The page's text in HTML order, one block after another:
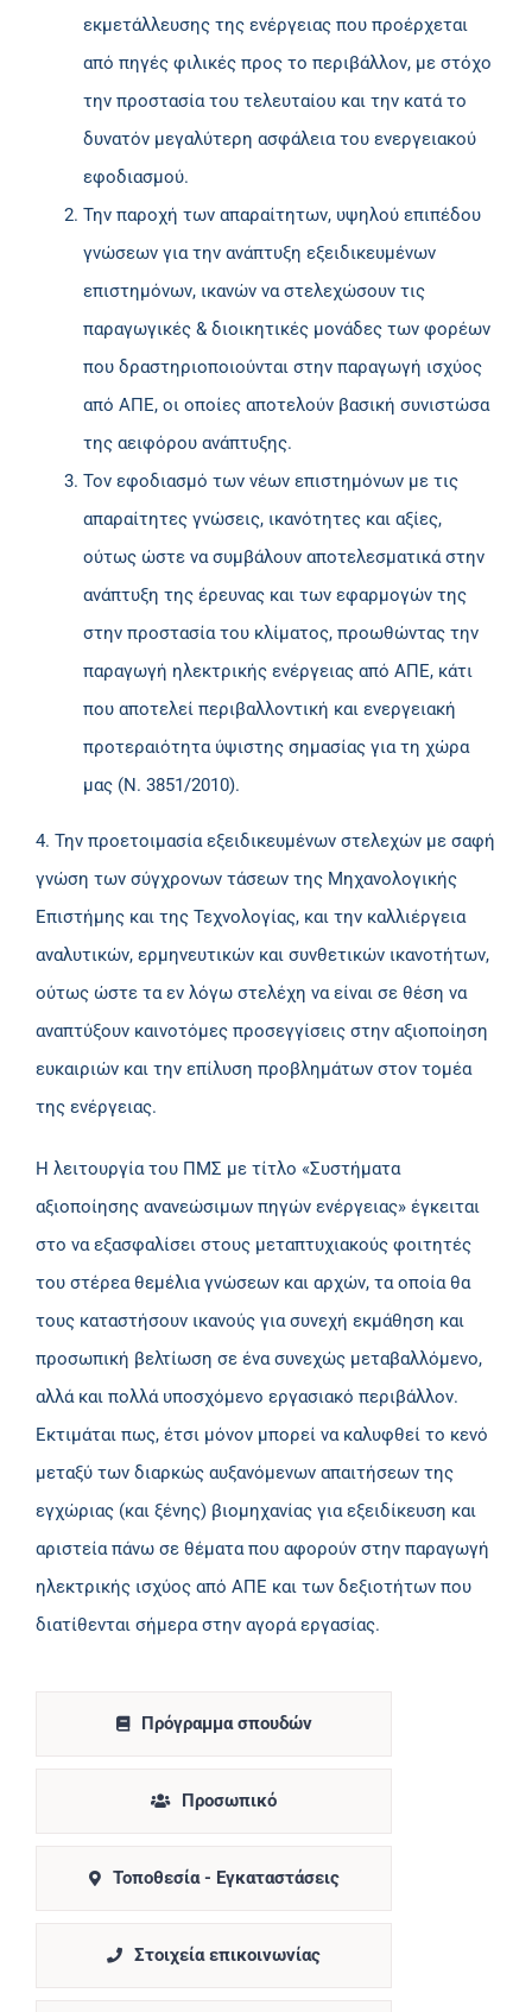
εκμετάλλευσης της ενέργειας που προέρχεται
από πηγές φιλικές προς το περιβάλλον, με στόχο
την προστασία του τελευταίου και την κατά το
δυνατόν μεγαλύτερη ασφάλεια του ενεργειακού
εφοδιασμού.
Την παροχή των απαραίτητων, υψηλού επιπέδου
γνώσεων για την ανάπτυξη εξειδικευμένων
επιστημόνων, ικανών να στελεχώσουν τις
παραγωγικές & διοικητικές μονάδες των φορέων
που δραστηριοποιούνται στην παραγωγή ισχύος
από ΑΠΕ, οι οποίες αποτελούν βασική συνιστώσα
της αειφόρου ανάπτυξης.
Τον εφοδιασμό των νέων επιστημόνων με τις
απαραίτητες γνώσεις, ικανότητες και αξίες,
ούτως ώστε να συμβάλουν αποτελεσματικά στην
ανάπτυξη της έρευνας και των εφαρμογών της
στην προστασία του κλίματος, προωθώντας την
παραγωγή ηλεκτρικής ενέργειας από ΑΠΕ, κάτι
που αποτελεί περιβαλλοντική και ενεργειακή
προτεραιότητα ύψιστης σημασίας για τη χώρα
μας (Ν. 3851/2010).
4. Την προετοιμασία εξειδικευμένων στελεχών με σαφή
γνώση των σύγχρονων τάσεων της Μηχανολογικής
Επιστήμης και της Τεχνολογίας, και την καλλιέργεια
αναλυτικών, ερμηνευτικών και συνθετικών ικανοτήτων,
ούτως ώστε τα εν λόγω στελέχη να είναι σε θέση να
αναπτύξουν καινοτόμες προσεγγίσεις στην αξιοποίηση
ευκαιριών και την επίλυση προβλημάτων στον τομέα
της ενέργειας.
Η λειτουργία του ΠΜΣ με τίτλο «Συστήματα
αξιοποίησης ανανεώσιμων πηγών ενέργειας» έγκειται
στο να εξασφαλίσει στους μεταπτυχιακούς φοιτητές
του στέρεα θεμέλια γνώσεων και αρχών, τα οποία θα
τους καταστήσουν ικανούς για συνεχή εκμάθηση και
προσωπική βελτίωση σε ένα συνεχώς μεταβαλλόμενο,
αλλά και πολλά υποσχόμενο εργασιακό περιβάλλον.
Εκτιμάται πως, έτσι μόνον μπορεί να καλυφθεί το κενό
μεταξύ των διαρκώς αυξανόμενων απαιτήσεων της
εγχώριας (και ξένης) βιομηχανίας για εξειδίκευση και
αριστεία πάνω σε θέματα που αφορούν στην παραγωγή
ηλεκτρικής ισχύος από ΑΠΕ και των δεξιοτήτων που
διατίθενται σήμερα στην αγορά εργασίας.
Πρόγραμμα σπουδών
Προσωπικό
Τοποθεσία - Εγκαταστάσεις
Στοιχεία επικοινωνίας